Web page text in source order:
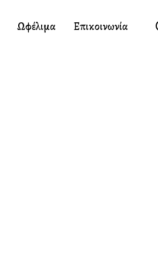
Ωφέλιμα Επικοινωνία